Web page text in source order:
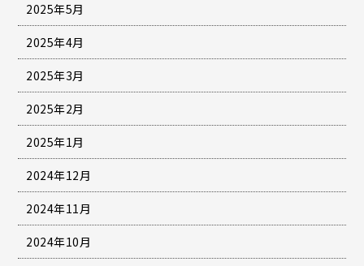
2025年5月
2025年4月
2025年3月
2025年2月
2025年1月
2024年12月
2024年11月
2024年10月